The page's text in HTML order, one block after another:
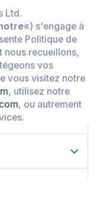
Ltd.
«) s'engage à
Politique de
nous recueillons,
vos
vous visitez notre
, utilisez notre
, ou autrement